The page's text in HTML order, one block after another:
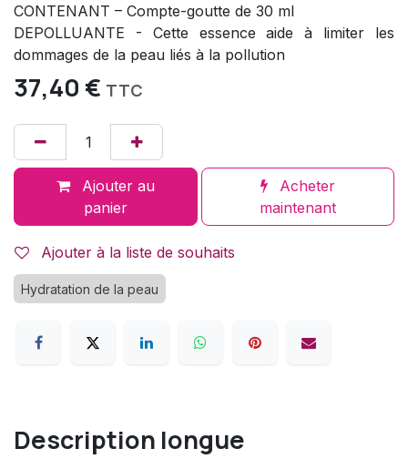
CONTENANT – Compte-goutte de 30 ml
DEPOLLUANTE - Cette essence aide à limiter les
dommages de la peau liés à la pollution
37,40 € TTC
Ajouter au
panier
Acheter
maintenant
Ajouter à la liste de souhaits
Hydratation de la peau
Description longue